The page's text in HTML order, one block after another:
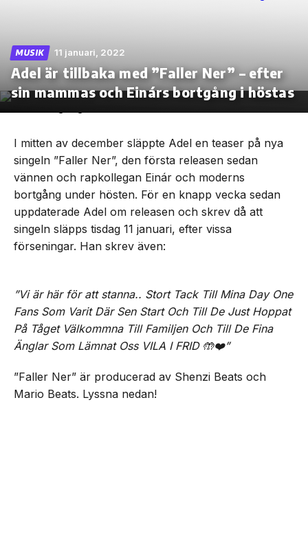
Skip
the
MUSIK 11 januari, 2022
Adel är tillbaka med ”Faller Ner” – efter
sin mammas och Einárs bortgång i höstas
I mitten av december släppte Adel en teaser på nya
singeln ”Faller Ner”, den första releasen sedan
vännen och rapkollegan Einár och moderns
bortgång under hösten. För en knapp vecka sedan
uppdaterade Adel om releasen och skrev då att
singeln släpps tisdag 11 januari, efter vissa
förseningar. Han skrev även:
”Vi är här för att stanna.. Stort Tack Till Mina Day One
Fans Som Varit Där Sen Start Och Till De Just Hoppat
På Tåget Välkommna Till Familjen Och Till De Fina
Änglar Som Lämnat Oss VILA I FRID 🤲❤️”
”Faller Ner” är producerad av Shenzi Beats och
Mario Beats. Lyssna nedan!